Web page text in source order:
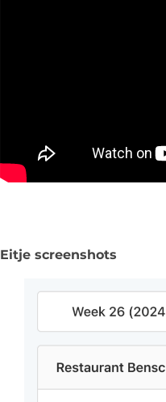
Eitje screenshots